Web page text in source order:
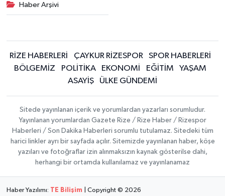
Haber Arşivi
RİZE HABERLERİ ÇAYKUR RİZESPOR
SPOR HABERLERİ
BÖLGEMİZ
POLİTİKA EKONOMİ EĞİTİM
YAŞAM
ASAYİŞ
ÜLKE GÜNDEMİ
Sitede yayınlanan içerik ve yorumlardan yazarları sorumludur.
Yayınlanan yorumlardan Gazete Rize / Rize Haber / Rizespor
Haberleri / Son Dakika Haberleri sorumlu tutulamaz. Sitedeki tüm
harici linkler ayrı bir sayfada açılır. Sitemizde yayınlanan haber, köşe
yazıları ve fotoğraflar izin alınmaksızın kaynak gösterilse dahi,
herhangi bir ortamda kullanılamaz ve yayınlanamaz
Haber Yazılımı: TE Bilişim | Copyright © 2026